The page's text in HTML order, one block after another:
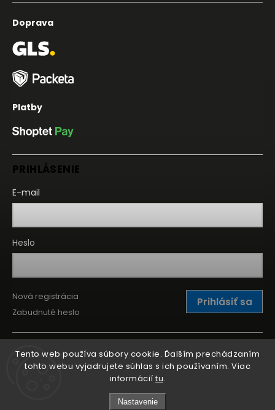
Tento web používa súbory cookie. Ďalším prechádzaním
tohto webu vyjadrujete súhlas s ich používaním. Viac
informácií tu.
Nastavenie
Doprava
Platby
PRIHLÁSENIE
E-mail
Heslo
Prihlásiť sa
Nová registrácia
Zabudnuté heslo